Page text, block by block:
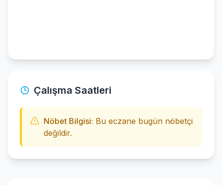
Çalışma Saatleri
Nöbet Bilgisi: Bu eczane bugün nöbetçi
değildir.